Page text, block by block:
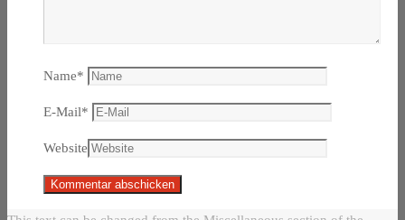
Name*
E-Mail*
Website